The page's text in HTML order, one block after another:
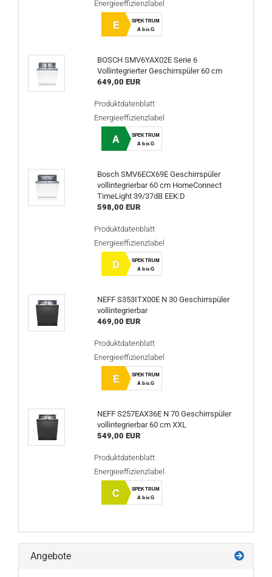
Energieeffizienzlabel
E
SPEKTRUM
A bis G
BOSCH SMV6YAX02E Serie 6
Vollintegrierter Geschirrspüler 60 cm
649,00 EUR
Produktdatenblatt
Energieeffizienzlabel
A
SPEKTRUM
A bis G
Bosch SMV6ECX69E Geschirrspüler
vollintegrierbar 60 cm HomeConnect
TimeLight 39/37dB EEK:D
598,00 EUR
Produktdatenblatt
Energieeffizienzlabel
D
SPEKTRUM
A bis G
NEFF S353ITX00E N 30 Geschirrspüler
vollintegrierbar
469,00 EUR
Produktdatenblatt
Energieeffizienzlabel
E
SPEKTRUM
A bis G
NEFF S257EAX36E N 70 Geschirrspüler
vollintegrierbar 60 cm XXL
549,00 EUR
Produktdatenblatt
Energieeffizienzlabel
C
SPEKTRUM
A bis G
Angebote